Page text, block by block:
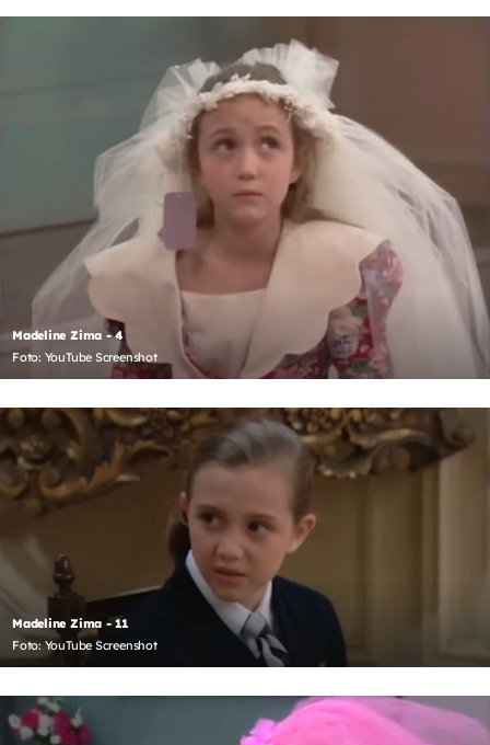
Madeline Zima - 4
Foto: YouTube Screenshot
Madeline Zima - 11
Foto: YouTube Screenshot